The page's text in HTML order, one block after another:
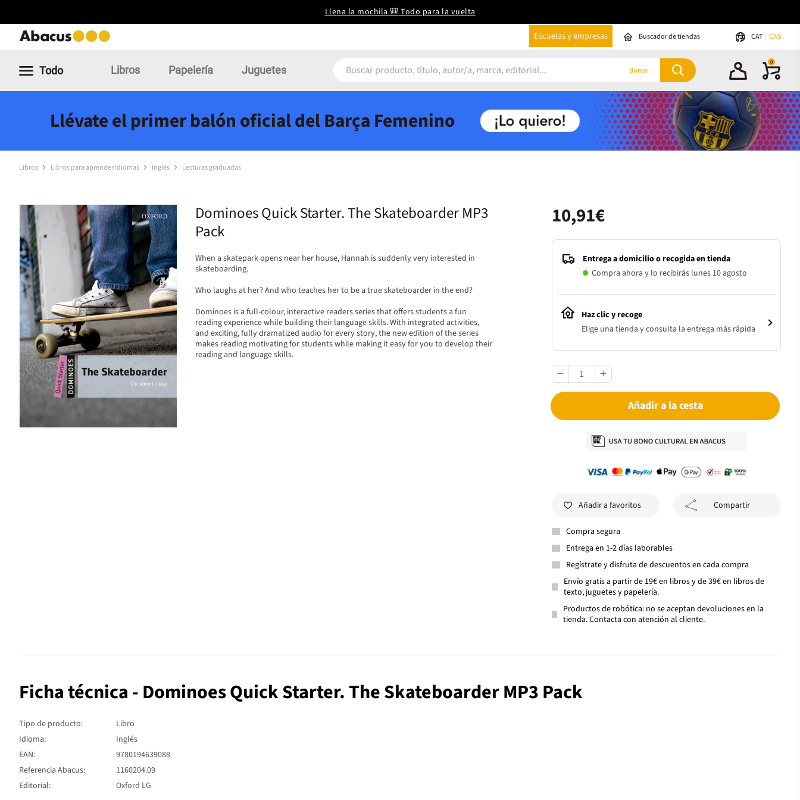
Llena la mochila 🎒 Todo para la vuelta
Escuelas y empresas Buscador de tiendas CAT CAS
Todo Libros Papelería Juguetes Borrar
0
Llévate el primer balón oficial del Barça Femenino
Libros Libros para aprender idiomas Inglés Lecturas graduadas
Dominoes Quick Starter. The Skateboarder MP3
Pack
When a skatepark opens near her house, Hannah is suddenly very interested in
skateboarding.
Who laughs at her? And who teaches her to be a true skateboarder in the end?
Dominoes is a full-colour, interactive readers series that offers students a fun
reading experience while building their language skills. With integrated activities,
and exciting, fully dramatized audio for every story, the new edition of the series
makes reading motivating for students while making it easy for you to develop their
reading and language skills.
10,91€
Entrega a domicilio o recogida en tienda
Compra ahora y lo recibirás lunes 10 agosto
Haz clic y recoge
Elige una tienda y consulta la entrega más rápida
Añadir a la cesta
Añadir a favoritos Compartir
Compra segura
Entrega en 1-2 días laborables
Regístrate y disfruta de descuentos en cada compra
Envío gratis a partir de 19€ en libros y de 39€ en libros de
texto, juguetes y papelería.
Productos de robótica: no se aceptan devoluciones en la
tienda. Contacta con atención al cliente.
Ficha técnica - Dominoes Quick Starter. The Skateboarder MP3 Pack
Tipo de producto:
Libro
Idioma:
Inglés
EAN:
9780194639088
Referencia Abacus:
1160204.09
Editorial:
Oxford LG